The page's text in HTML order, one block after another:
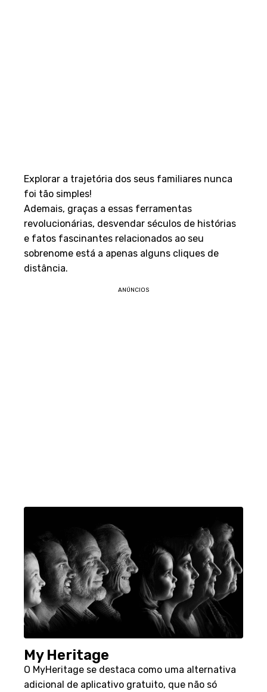
Explorar a trajetória dos seus familiares nunca
foi tão simples!
Ademais, graças a essas ferramentas
revolucionárias, desvendar séculos de histórias
e fatos fascinantes relacionados ao seu
sobrenome está a apenas alguns cliques de
distância.
ANÚNCIOS
My Heritage
O MyHeritage se destaca como uma alternativa
adicional de aplicativo gratuito, que não só